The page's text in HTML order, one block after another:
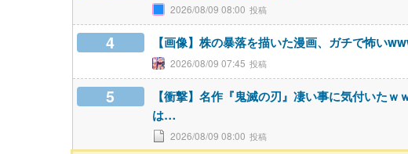
2026/08/09 08:00
4 【画像】株の暴落を描いた漫画、ガチで怖い
2026/08/09 07:45
5
【衝撃】名作『鬼滅の刃』凄い事に気付いた
は…
2026/08/09 08:00